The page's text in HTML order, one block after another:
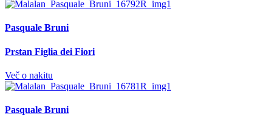
Pasquale Bruni
Prstan Figlia dei Fiori
Več o nakitu
Pasquale Bruni